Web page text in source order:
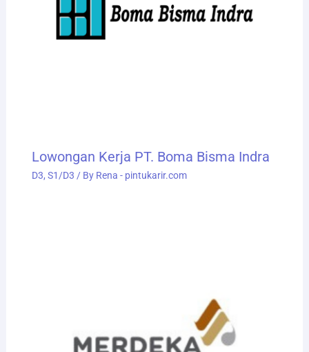
Lowongan Kerja PT. Boma Bisma Indra
D3, S1/D3 / By Rena - pintukarir.com